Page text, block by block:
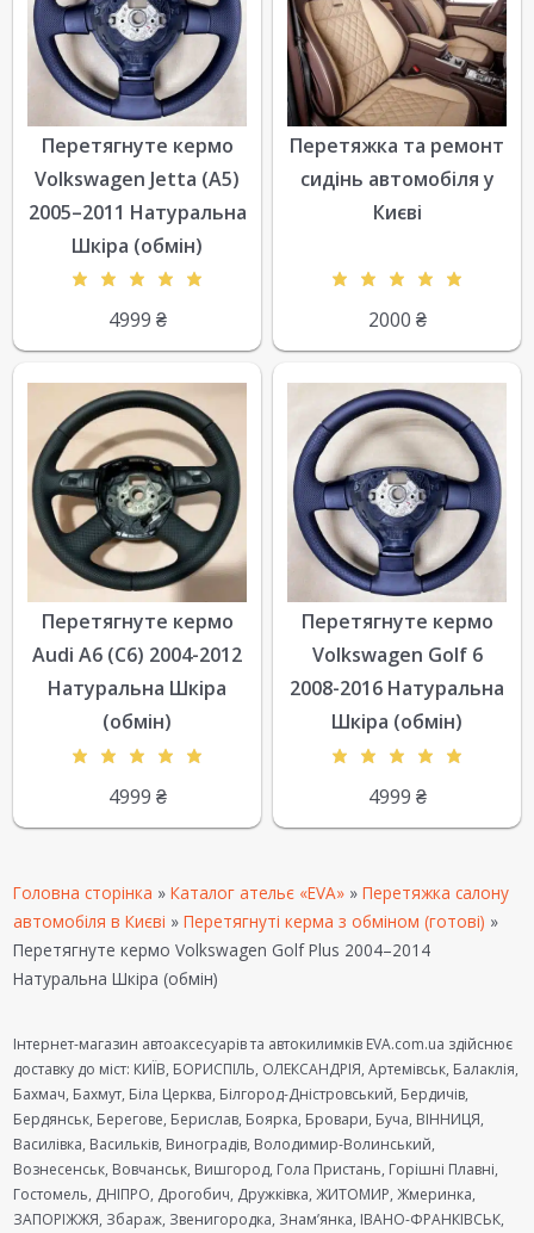
Перетягнуте кермо
Volkswagen Jetta (A5)
2005–2011 Натуральна
Шкіра (обмін)
4999 ₴
Перетяжка та ремонт
сидінь автомобіля у
Києві
2000 ₴
Перетягнуте кермо
Audi A6 (C6) 2004-2012
Натуральна Шкіра
(обмін)
4999 ₴
Перетягнуте кермо
Volkswagen Golf 6
2008-2016 Натуральна
Шкіра (обмін)
4999 ₴
Головна сторінка » Каталог ательє «EVA» » Перетяжка салону
автомобіля в Києві » Перетягнуті керма з обміном (готові) »
Перетягнуте кермо Volkswagen Golf Plus 2004–2014
Натуральна Шкіра (обмін)
Інтернет-магазин автоаксесуарів та автокилимків EVA.com.ua здійснює
доставку до міст: КИЇВ, БОРИСПІЛЬ, ОЛЕКСАНДРІЯ, Артемівськ, Балаклія,
Бахмач, Бахмут, Біла Церква, Білгород-Дністровський, Бердичів,
Бердянськ, Берегове, Берислав, Боярка, Бровари, Буча, ВІННИЦЯ,
Василівка, Васильків, Виноградів, Володимир-Волинський,
Вознесенськ, Вовчанськ, Вишгород, Гола Пристань, Горішні Плавні,
Гостомель, ДНІПРО, Дрогобич, Дружківка, ЖИТОМИР, Жмеринка,
ЗАПОРІЖЖЯ, Збараж, Звенигородка, Знам’янка, ІВАНО-ФРАНКІВСЬК,